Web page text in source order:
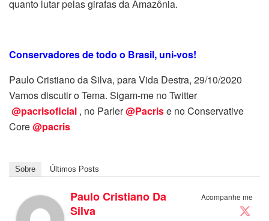
quanto lutar pelas girafas da Amazônia.
Conservadores de todo o Brasil, uni-vos!
Paulo Cristiano da Silva, para Vida Destra, 29/10/2020
Vamos discutir o Tema. Sigam-me no Twitter
@pacrisoficial , no Parler@Pacrise no Conservative
Core@pacris
Sobre Últimos Posts
Acompanhe me
Paulo Cristiano Da
Silva